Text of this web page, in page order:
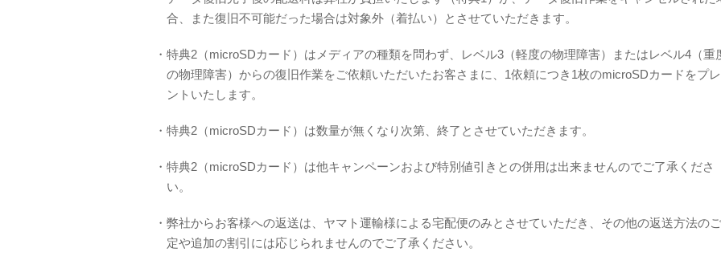
合、また復旧不可能だった場合は対象外（着払い）とさせていただきます。
・特典2（microSDカード）はメディアの種類を問わず、レベル3（軽度の物理障害）またはレベル4（重
の物理障害）からの復旧作業をご依頼いただいたお客さまに、1依頼につき1枚のmicroSDカードをプ
ントいたします。
・特典2（microSDカード）は数量が無くなり次第、終了とさせていただきます。
・特典2（microSDカード）は他キャンペーンおよび特別値引きとの併用は出来ませんのでご了承くださ
い。
・弊社からお客様への返送は、ヤマト運輸様による宅配便のみとさせていただき、その他の返送方法の
定や追加の割引には応じられませんのでご了承ください。